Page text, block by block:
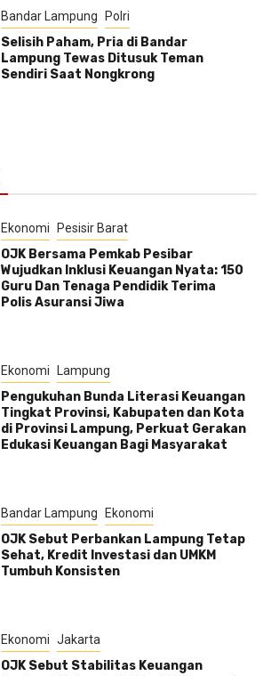
Bandar Lampung Polri
Selisih Paham, Pria di Bandar
Lampung Tewas Ditusuk Teman
Sendiri Saat Nongkrong
Ekonomi Pesisir Barat
OJK Bersama Pemkab Pesibar
Wujudkan Inklusi Keuangan Nyata: 150
Guru Dan Tenaga Pendidik Terima
Polis Asuransi Jiwa
Ekonomi Lampung
Pengukuhan Bunda Literasi Keuangan
Tingkat Provinsi, Kabupaten dan Kota
di Provinsi Lampung, Perkuat Gerakan
Edukasi Keuangan Bagi Masyarakat
Bandar Lampung Ekonomi
OJK Sebut Perbankan Lampung Tetap
Sehat, Kredit Investasi dan UMKM
Tumbuh Konsisten
Ekonomi Jakarta
OJK Sebut Stabilitas Keuangan